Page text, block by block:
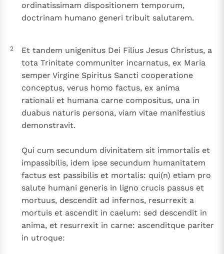
ordinatissimam dispositionem temporum,
doctrinam humano generi tribuit salutarem.
2
Et tandem unigenitus Dei Filius Jesus Christus, a
tota Trinitate communiter incarnatus, ex Maria
semper Virgine Spiritus Sancti cooperatione
conceptus, verus homo factus, ex anima
rationali et humana carne compositus, una in
duabus naturis persona, viam vitae manifestius
demonstravit.
Qui cum secundum divinitatem sit immortalis et
impassibilis, idem ipse secundum humanitatem
factus est passibilis et mortalis: qui(n) etiam pro
salute humani generis in ligno crucis passus et
mortuus, descendit ad infernos, resurrexit a
mortuis et ascendit in caelum: sed descendit in
anima, et resurrexit in carne: ascenditque pariter
in utroque: